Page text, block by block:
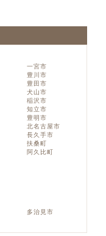
一宮市
豊川市
豊田市
犬山市
稲沢市
知立市
豊明市
北名古屋市
長久手市
扶桑町
阿久比町
多治見市